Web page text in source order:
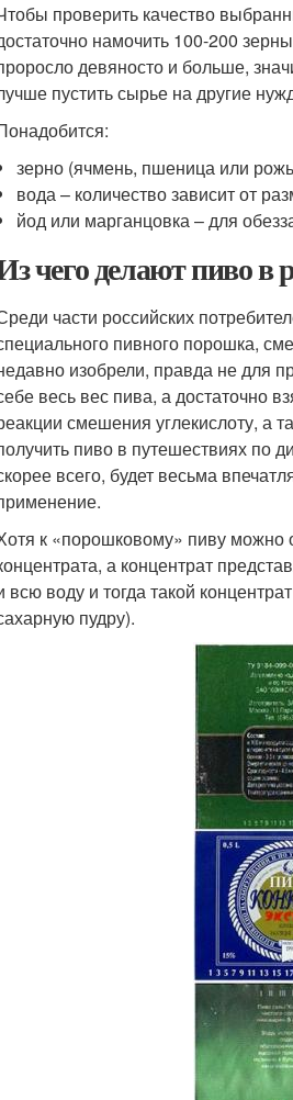
проверить качество
намочить 100-200
девяносто и больше,
пустить сырье на другие
зерно (ячмень, пшеница или
вода – количество зависит от
йод или марганцовка – для
чего делают пиво в
части российских
пивного порошка,
изобрели, правда не для
весь вес пива, а достаточно
смешения углекислоту, а
пиво в путешествиях по
всего, будет весьма
к «порошковому» пиву можно
а концентрат
всю воду и тогда такой
пудру).